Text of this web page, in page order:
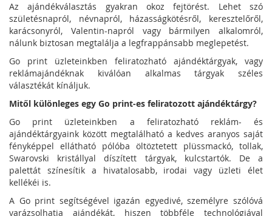
Az ajándékválasztás gyakran okoz fejtörést. Lehet szó
születésnapról, névnapról, házasságkötésről, keresztelőről,
karácsonyról, Valentin-napról vagy bármilyen alkalomról,
nálunk biztosan megtalálja a legfrappánsabb meglepetést.
Go print üzleteinkben feliratozható ajándéktárgyak, vagy
reklámajándéknak kiválóan alkalmas tárgyak széles
választékát kínáljuk.
Mitől különleges egy Go print-es feliratozott ajándéktárgy?
Go print üzleteinkben a feliratozható reklám- és
ajándéktárgyaink között megtalálható a kedves aranyos saját
fényképpel ellátható pólóba öltöztetett plüssmackó, tollak,
Swarovski kristállyal díszített tárgyak, kulcstartók. De a
palettát színesítik a hivatalosabb, irodai vagy üzleti élet
kellékéi is.
A Go print segítségével igazán egyedivé, személyre szólóvá
varázsolhatja ajándékát, hiszen többféle technológiával